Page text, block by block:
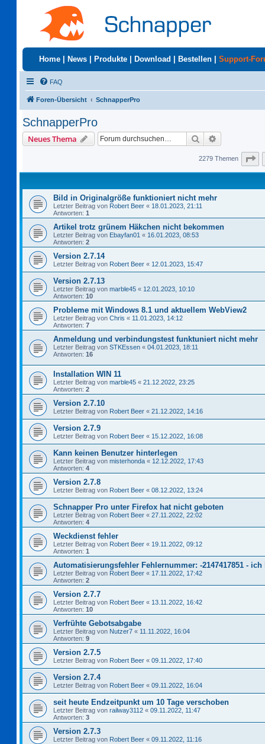
Home News Produkte Download Bestellen Support-
FAQ
Foren-Übersicht SchnapperPro
SchnapperPro
Neues Thema Suche
2279 Themen
Bild in Originalgröße funktioniert nicht mehr
Letzter Beitrag von Robert Beer « 18.01.2023, 21:11
Antworten: 1
Artikel trotz grünem Häkchen nicht bekommen
Letzter Beitrag von Ebayfan01 « 16.01.2023, 08:53
Antworten: 2
Version 2.7.14
Letzter Beitrag von Robert Beer « 12.01.2023, 15:47
Version 2.7.13
Letzter Beitrag von marble45 « 12.01.2023, 10:10
Antworten: 10
Probleme mit Windows 8.1 und aktuellem WebView2
Letzter Beitrag von Chris « 11.01.2023, 14:12
Antworten: 7
Anmeldung und verbindungstest funktuniert nicht mehr
Letzter Beitrag von STKEssen « 04.01.2023, 18:11
Antworten: 16
Installation WIN 11
Letzter Beitrag von marble45 « 21.12.2022, 23:25
Antworten: 2
Version 2.7.10
Letzter Beitrag von Robert Beer « 21.12.2022, 14:16
Version 2.7.9
Letzter Beitrag von Robert Beer « 15.12.2022, 16:08
Kann keinen Benutzer hinterlegen
Letzter Beitrag von misterhonda « 12.12.2022, 17:43
Antworten: 4
Version 2.7.8
Letzter Beitrag von Robert Beer « 08.12.2022, 13:24
Schnapper Pro unter Firefox hat nicht geboten
Letzter Beitrag von Robert Beer « 27.11.2022, 22:02
Antworten: 4
Weckdienst fehler
Letzter Beitrag von Robert Beer « 19.11.2022, 09:12
Antworten: 1
Automatisierungsfehler Fehlernummer: -2147417851 -
Letzter Beitrag von Robert Beer « 17.11.2022, 17:42
Antworten: 2
Version 2.7.7
Letzter Beitrag von Robert Beer « 13.11.2022, 16:42
Antworten: 10
Verfrühte Gebotsabgabe
Letzter Beitrag von Nutzer7 « 11.11.2022, 16:04
Antworten: 9
Version 2.7.5
Letzter Beitrag von Robert Beer « 09.11.2022, 17:40
Version 2.7.4
Letzter Beitrag von Robert Beer « 09.11.2022, 16:04
seit heute Endzeitpunkt um 10 Tage verschoben
Letzter Beitrag von railway3112 « 09.11.2022, 11:47
Antworten: 3
Version 2.7.3
Letzter Beitrag von Robert Beer « 09.11.2022, 11:16